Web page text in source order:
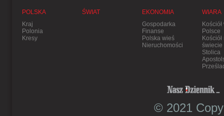
POLSKA
Kraj
Polonia
Kresy
ŚWIAT
EKONOMIA
Gospodarka
Finanse
Polska wieś
Nieruchomości
WIARA
Kościół
Polsce
Kościół
świecie
Stolica
© 2021